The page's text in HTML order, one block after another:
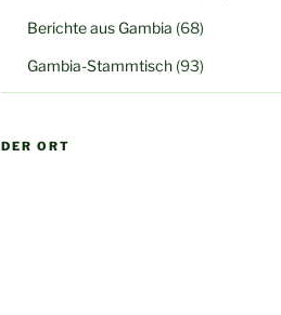
Berichte aus Gambia (68)
Gambia-Stammtisch (93)
DER ORT